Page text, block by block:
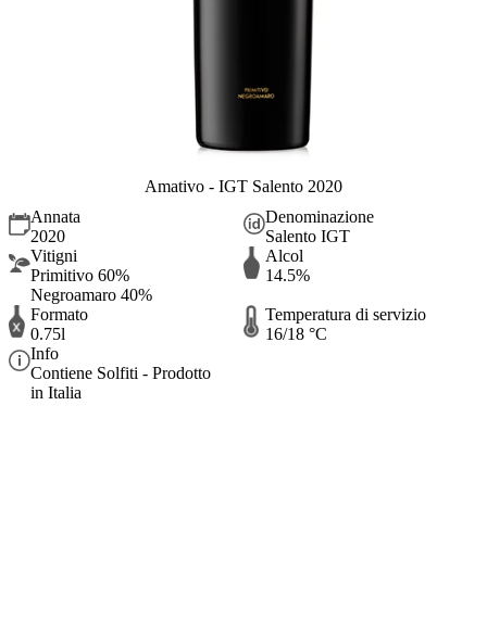
Amativo - IGT Salento 2020
Annata
2020
Denominazione
Salento IGT
Vitigni
Primitivo 60%
Negroamaro 40%
Alcol
14.5%
Formato
0.75l
Temperatura di servizio
16/18 °C
Info
Contiene Solfiti - Prodotto
in Italia